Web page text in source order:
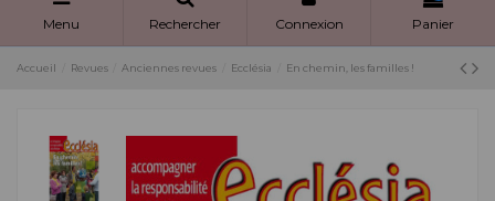
Menu Rechercher Connexion Panier
Accueil Revues Anciennes revues Ecclésia En chemin, les familles !